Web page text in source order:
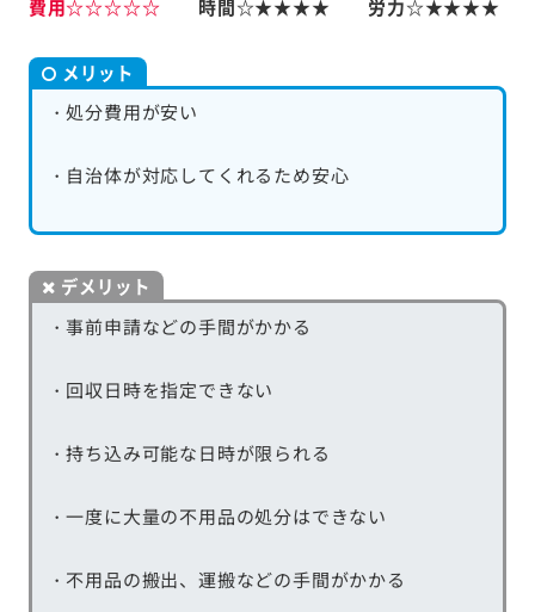
費用☆☆☆☆☆ 時間☆★★★★ 労力☆★★★★
メリット
・処分費用が安い
・自治体が対応してくれるため安心
デメリット
・事前申請などの手間がかかる
・回収日時を指定できない
・持ち込み可能な日時が限られる
・一度に大量の不用品の処分はできない
・不用品の搬出、運搬などの手間がかかる